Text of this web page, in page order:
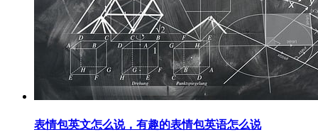
表情包英文怎么说，有趣的表情包英语怎么说